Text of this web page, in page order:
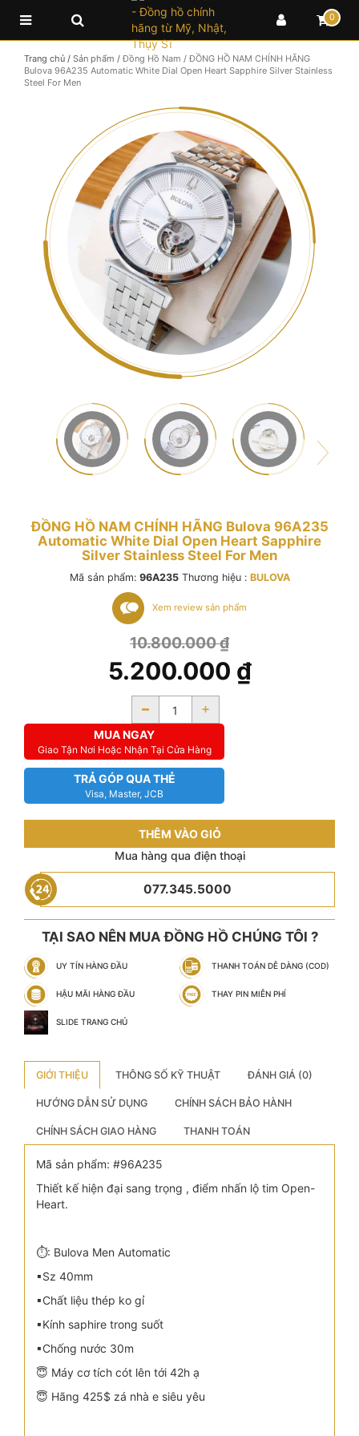
0
Trang chủ / Sản phẩm / Đồng Hồ Nam / ĐỒNG HỒ NAM CHÍNH HÃNG
Bulova 96A235 Automatic White Dial Open Heart Sapphire Silver Stainless
Steel For Men
ĐỒNG HỒ NAM CHÍNH HÃNG Bulova 96A235
Automatic White Dial Open Heart Sapphire
Silver Stainless Steel For Men
Mã sản phẩm: 96A235 Thương hiệu : BULOVA
Xem review sản phẩm
10.800.000₫
5.200.000 ₫
- +
MUA NGAY
Giao Tận Nơi Hoặc Nhận Tại Cửa Hàng
TRẢ GÓP QUA THẺ
Visa, Master, JCB
THÊM VÀO GIỎ
Mua hàng qua điện thoại
077.345.5000
TẠI SAO NÊN MUA ĐỒNG HỒ CHÚNG TÔI ?
UY TÍN HÀNG ĐẦU THANH TOÁN DỄ DÀNG (COD)
HẬU MÃI HÀNG ĐẦU THAY PIN MIỄN PHÍ
SLIDE TRANG CHỦ
GIỚI THIỆU THÔNG SỐ KỸ THUẬT ĐÁNH GIÁ (0)
HƯỚNG DẪN SỬ DỤNG CHÍNH SÁCH BẢO HÀNH
CHÍNH SÁCH GIAO HÀNG THANH TOÁN
Mã sản phẩm: #96A235
Thiết kế hiện đại sang trọng , điểm nhấn lộ tim Open-
Heart.
⏱: Bulova Men Automatic
▪Sz 40mm
▪Chất liệu thép ko gỉ
▪Kính saphire trong suốt
▪Chống nước 30m
😇 Máy cơ tích cót lên tới 42h ạ
😇 Hãng 425$ zá nhà e siêu yêu